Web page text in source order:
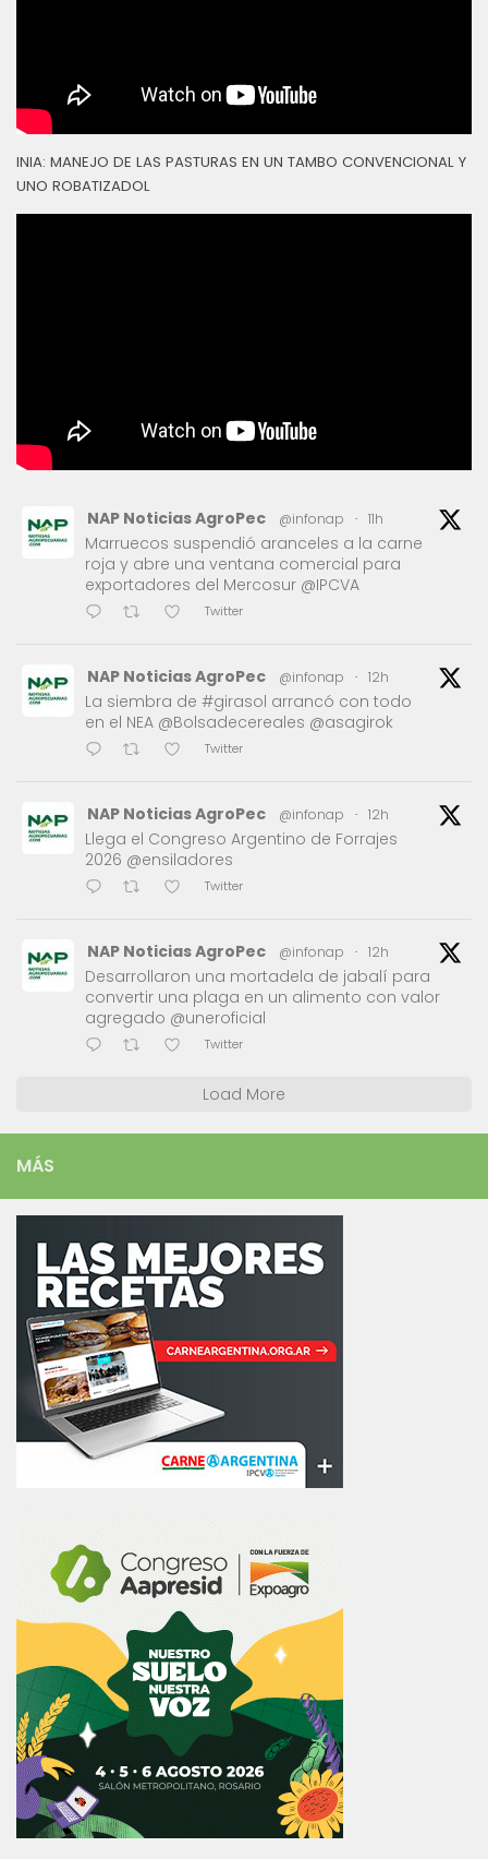
INIA: MANEJO DE LAS PASTURAS EN UN TAMBO CONVENCIONAL Y
UNO ROBATIZADOL
NAP Noticias AgroPec @infonap · 11h
Marruecos suspendió aranceles a la carne
roja y abre una ventana comercial para
exportadores del Mercosur @IPCVA
Twitter
NAP Noticias AgroPec @infonap · 12h
La siembra de #girasol arrancó con todo
en el NEA @Bolsadecereales @asagirok
Twitter
NAP Noticias AgroPec @infonap · 12h
Llega el Congreso Argentino de Forrajes
2026 @ensiladores
Twitter
NAP Noticias AgroPec @infonap · 12h
Desarrollaron una mortadela de jabalí para
convertir una plaga en un alimento con valor
agregado @uneroficial
Twitter
Load More
MÁS